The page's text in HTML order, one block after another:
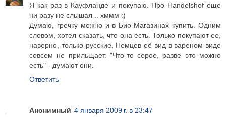
Я как раз в Кауфланде и покупаю. Про Handelshof еще
ни разу не слышал .. хммм :)
Думаю, гречку можно и в Био-Магазинах купить. Одним
словом, хотел сказать, что она есть. Только покупают ее,
наверно, только русские. Немцев её вид в вареном виде
совсем не прильщает. "Что-то серое, разве это можно
есть" - думают они.
Ответить
Анонимный 4 января 2009 г. в 23:47